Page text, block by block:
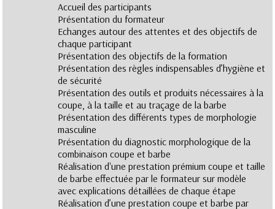
Accueil des participants
Présentation du formateur
Echanges autour des attentes et des objectifs de
chaque participant
Présentation des objectifs de la formation
Présentation des règles indispensables d’hygiène et
de sécurité
Présentation des outils et produits nécessaires à la
coupe, à la taille et au traçage de la barbe
Présentation des différents types de morphologie
masculine
Présentation du diagnostic morphologique de la
combinaison coupe et barbe
Réalisation d'une prestation prémium coupe et taille
de barbe effectuée par le formateur sur modèle
avec explications détaillées de chaque étape
Réalisation d’une prestation coupe et barbe par